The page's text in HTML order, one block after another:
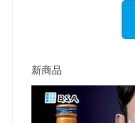
新商品